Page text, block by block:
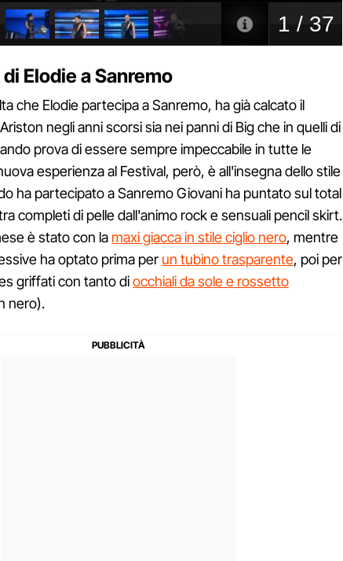
Elodie a Sanremo
che Elodie partecipa a Sanremo, ha già calcato il
negli anni scorsi sia nei panni di Big che in quelli di
prova di essere sempre impeccabile in tutte le
esperienza al Festival, però, è all'insegna dello stile
ha partecipato a Sanremo Giovani ha puntato sul total
completi di pelle dall'animo rock e sensuali pencil skirt.
è stato con la maxi giacca in stile ciglio nero, mentre
ha optato prima per un tubino trasparente, poi per
griffati con tanto diocchiali da sole e rossetto
nero).